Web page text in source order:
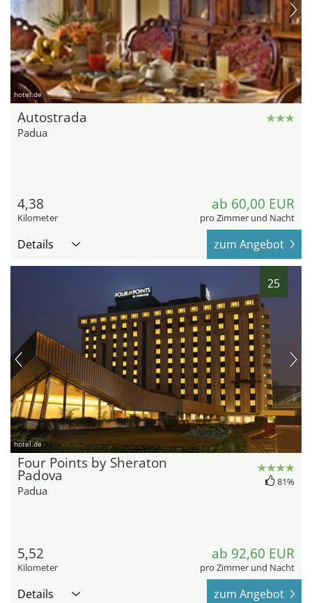
hotel.de
Autostrada
Padua
4,38
Kilometer
ab 60,00 EUR
pro Zimmer und Nacht
Details zum Angebot
25
hotel.de
Four Points by Sheraton
Padova
Padua
81%
5,52
Kilometer
ab 92,60 EUR
pro Zimmer und Nacht
Details zum Angebot